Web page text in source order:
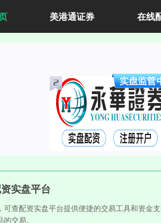
美港通证券 在线
实盘平台
查配资实盘平台提供便捷的交易工具和资
交易。